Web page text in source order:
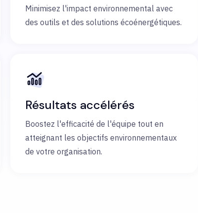
Minimisez l'impact environnemental avec
des outils et des solutions écoénergétiques.
Résultats accélérés
Boostez l'efficacité de l'équipe tout en
atteignant les objectifs environnementaux
de votre organisation.